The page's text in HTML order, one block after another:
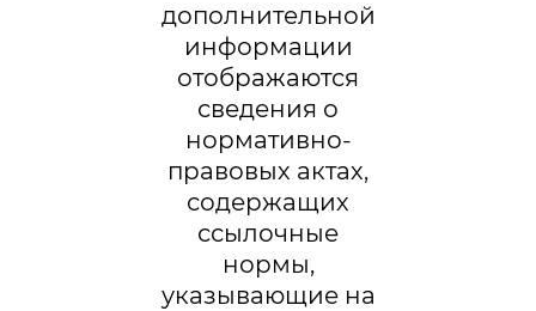
дополнительной
информации
отображаются
сведения о
нормативно-
правовых актах,
содержащих
ссылочные
нормы,
указывающие на